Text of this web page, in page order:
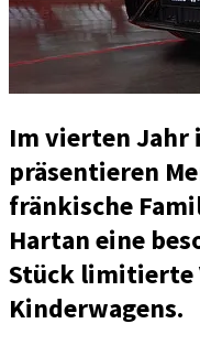
Im vierten Jahr
präsentieren
fränkische
Hartan eine
Stück limitierte
Kinderwagens.